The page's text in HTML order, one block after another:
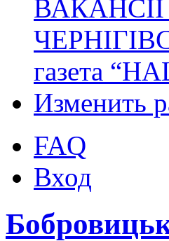
газета
Изменить
FAQ
Вход